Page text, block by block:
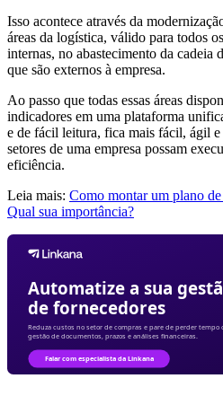
Isso acontece através da
áreas da logística, válido para todos
internas, no abastecimento da cadeia
que são externos à empresa.
Ao passo que todas essas áreas
indicadores em uma plataforma
e de fácil leitura, fica mais fácil, ágil
setores de uma empresa possam
eficiência.
Leia mais: Como montar um plano
Qual sua importância?